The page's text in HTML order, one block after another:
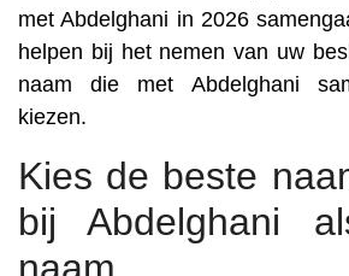
met Abdelghani in 2026
helpen bij het nemen van uw
naam die met Abdelghani
kiezen.
Kies de beste
bij Abdelghani